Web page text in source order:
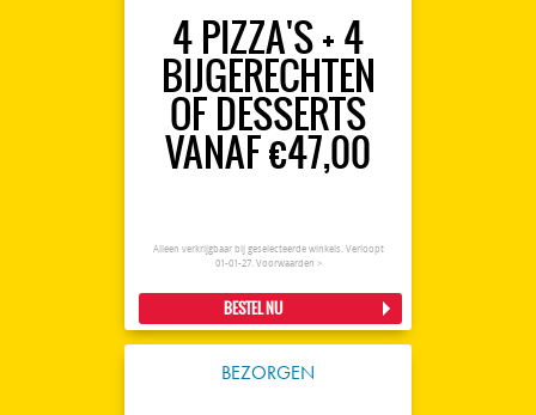
4 PIZZA'S + 4
BIJGERECHTEN
OF DESSERTS
VANAF €47,00
Alleen verkrijgbaar bij geselecteerde winkels. Verloopt
01-01-27. Voorwaarden >
BESTEL NU
BEZORGEN